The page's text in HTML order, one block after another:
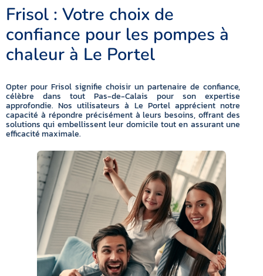
Frisol : Votre choix de
confiance pour les pompes à
chaleur à Le Portel
Opter pour Frisol signifie choisir un partenaire de confiance,
célèbre dans tout Pas-de-Calais pour son expertise
approfondie. Nos utilisateurs à Le Portel apprécient notre
capacité à répondre précisément à leurs besoins, offrant des
solutions qui embellissent leur domicile tout en assurant une
efficacité maximale.